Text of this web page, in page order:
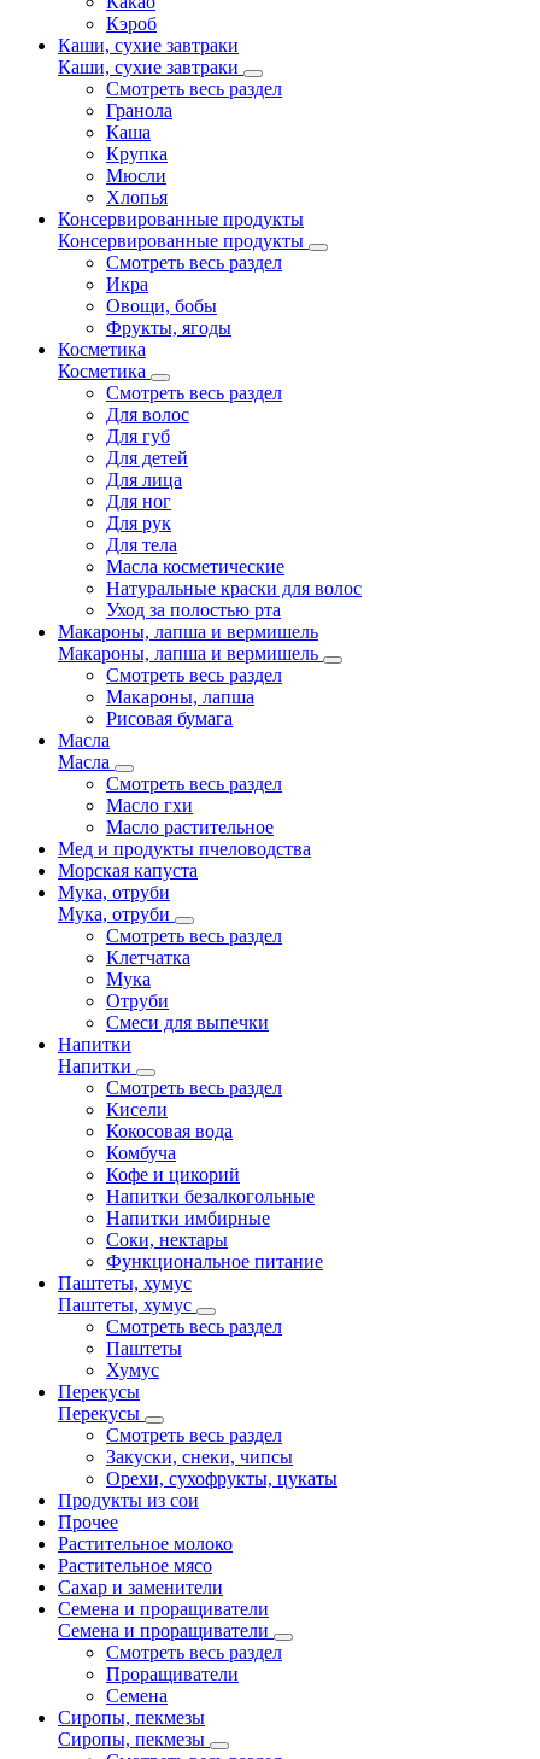
Кэроб
Каши, сухие завтраки
Каши, сухие завтраки
Смотреть весь раздел
Гранола
Каша
Крупка
Мюсли
Хлопья
Консервированные продукты
Консервированные продукты
Смотреть весь раздел
Икра
Овощи, бобы
Фрукты, ягоды
Косметика
Косметика
Смотреть весь раздел
Для волос
Для губ
Для детей
Для лица
Для ног
Для рук
Для тела
Масла косметические
Натуральные краски для волос
Уход за полостью рта
Макароны, лапша и вермишель
Макароны, лапша и вермишель
Смотреть весь раздел
Макароны, лапша
Рисовая бумага
Масла
Масла
Смотреть весь раздел
Масло гхи
Масло растительное
Мед и продукты пчеловодства
Морская капуста
Мука, отруби
Мука, отруби
Смотреть весь раздел
Клетчатка
Мука
Отруби
Смеси для выпечки
Напитки
Напитки
Смотреть весь раздел
Кисели
Кокосовая вода
Комбуча
Кофе и цикорий
Напитки безалкогольные
Напитки имбирные
Соки, нектары
Функциональное питание
Паштеты, хумус
Паштеты, хумус
Смотреть весь раздел
Паштеты
Хумус
Перекусы
Перекусы
Смотреть весь раздел
Закуски, снеки, чипсы
Орехи, сухофрукты, цукаты
Продукты из сои
Прочее
Растительное молоко
Растительное мясо
Сахар и заменители
Семена и проращиватели
Семена и проращиватели
Смотреть весь раздел
Проращиватели
Семена
Сиропы, пекмезы
Сиропы, пекмезы